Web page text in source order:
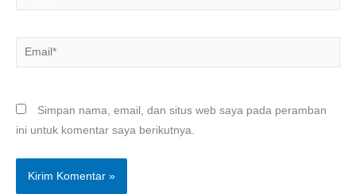
Email*
Simpan nama, email, dan situs web saya pada peramban
ini untuk komentar saya berikutnya.